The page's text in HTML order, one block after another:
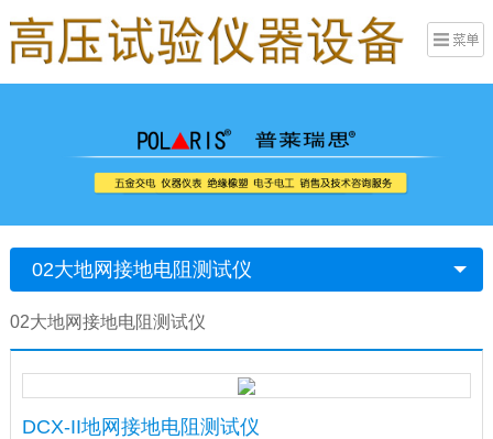
02大地网接地电阻测试仪
02大地网接地电阻测试仪
DCX-II地网接地电阻测试仪